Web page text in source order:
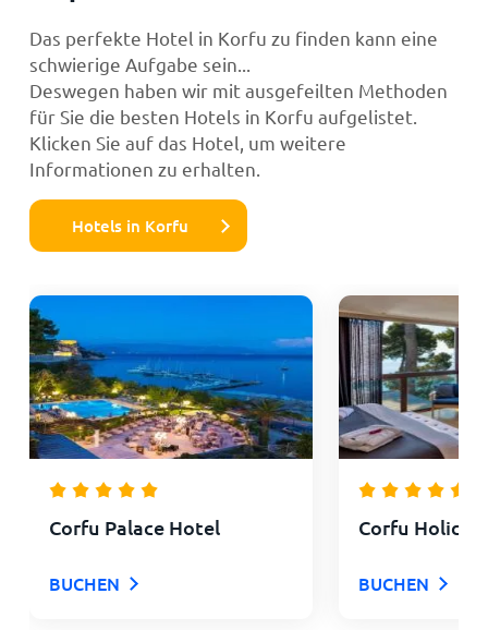
Das perfekte Hotel in Korfu zu finden kann eine
schwierige Aufgabe sein...
Deswegen haben wir mit ausgefeilten Methoden
für Sie die besten Hotels in Korfu aufgelistet.
Klicken Sie auf das Hotel, um weitere
Informationen zu erhalten.
Hotels in Korfu
Corfu Palace Hotel
BUCHEN
Corfu Holiday
BUCHEN